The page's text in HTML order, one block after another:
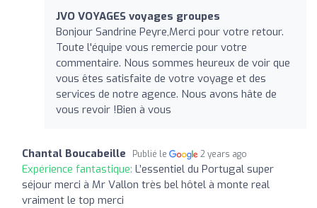
JVO VOYAGES voyages groupes
Bonjour Sandrine Peyre,Merci pour votre retour.
Toute l'équipe vous remercie pour votre
commentaire. Nous sommes heureux de voir que
vous êtes satisfaite de votre voyage et des
services de notre agence. Nous avons hâte de
vous revoir !Bien à vous
Chantal Boucabeille Publié le 2 years ago
Expérience fantastique: L’essentiel du Portugal super
séjour merci à Mr Vallon très bel hôtel à monte real
vraiment le top merci